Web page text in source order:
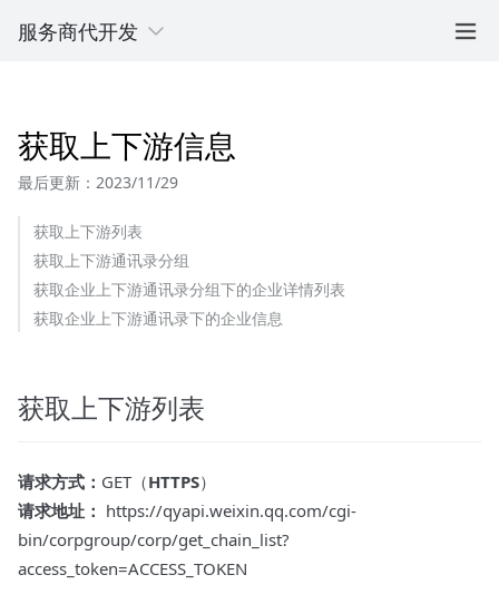
服务商代开发
获取上下游信息
最后更新：2023/11/29
获取上下游列表
获取上下游通讯录分组
获取企业上下游通讯录分组下的企业详情列表
获取企业上下游通讯录下的企业信息
获取上下游列表
请求方式： GET（HTTPS）
请求地址： https://qyapi.weixin.qq.com/cgi-
bin/corpgroup/corp/get_chain_list?
access_token=ACCESS_TOKEN